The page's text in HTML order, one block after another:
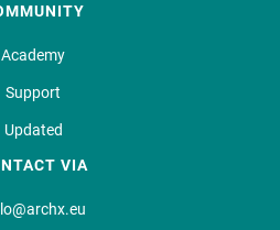
Academy
Support
Updated
VIA